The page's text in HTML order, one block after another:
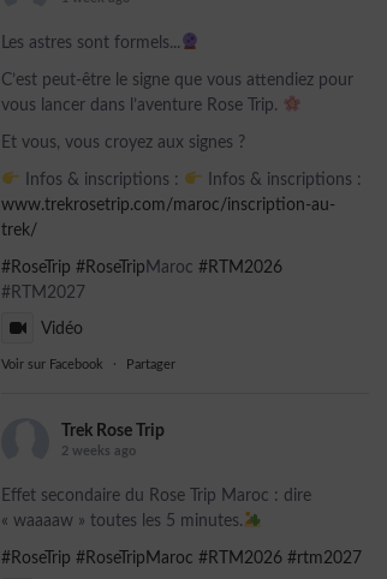
Les astres sont formels...
C’est peut-être le signe que vous attendiez pour
vous lancer dans l’aventure Rose Trip.
Et vous, vous croyez aux signes ?
Infos & inscriptions :
Infos & inscriptions :
www.trekrosetrip.com/maroc/inscription-au-
trek/
#RoseTrip #RoseTrip Maroc #RTM2026
#RTM2027
Vidéo
Voir sur Facebook · Partager
Trek Rose Trip
2 weeks ago
Effet secondaire du Rose Trip Maroc : dire
« waaaaw » toutes les 5 minutes.
#RoseTrip #RoseTripMaroc #RTM2026 #rtm2027